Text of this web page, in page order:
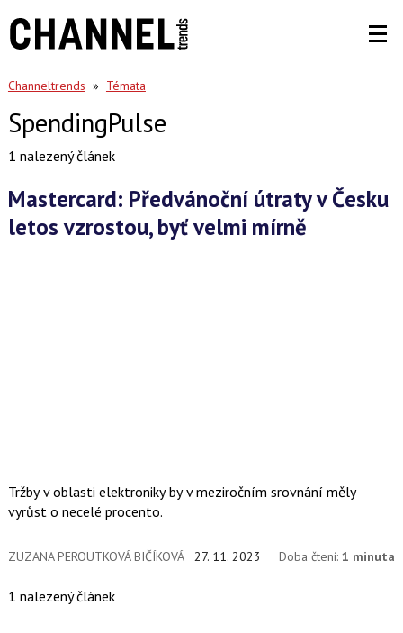
Channeltrends » Témata
SpendingPulse
1 nalezený článek
Mastercard: Předvánoční útraty v Česku
letos vzrostou, byť velmi mírně
Tržby v oblasti elektroniky by v meziročním srovnání měly
vyrůst o necelé procento.
ZUZANA PEROUTKOVÁ BIČÍKOVÁ 27. 11. 2023 Doba čtení:1 minuta
1 nalezený článek